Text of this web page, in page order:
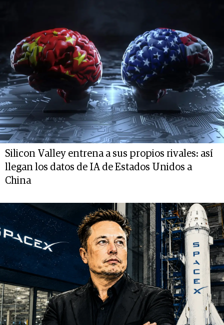
Silicon Valley entrena a sus propios rivales: así
llegan los datos de IA de Estados Unidos a
China